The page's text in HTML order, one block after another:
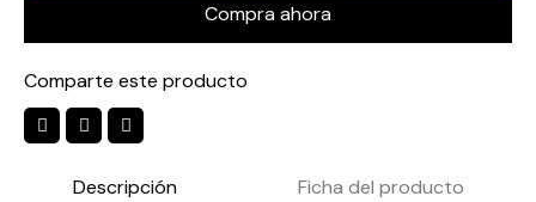
Compra ahora
Comparte este producto
Descripción Ficha del producto